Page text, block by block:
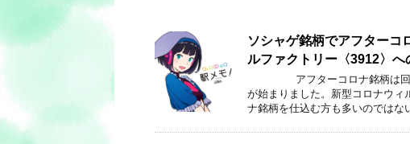
ソシャゲ銘柄でアフターコ
ルファクトリー〈3912〉へ
アフターコロナ銘柄は回
が始まりました。新型コロナウィ
ナ銘柄を仕込む方も多いのでは